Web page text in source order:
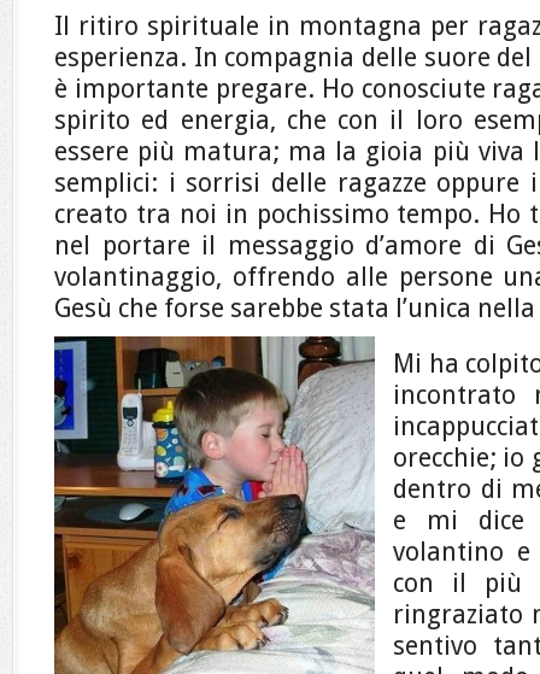
Il ritiro spirituale in montagna per
esperienza. In compagnia delle suore
è importante pregare. Ho conosciute
spirito ed energia, che con il loro
essere più matura; ma la gioia più viva
semplici: i sorrisi delle ragazze
creato tra noi in pochissimo tempo. Ho
nel portare il messaggio d’amore di
volantinaggio, offrendo alle persone
Gesù che forse sarebbe stata l’unica
Mi ha
incontrato
orecchie; io
dentro di
e mi dice
volantino
con il più
ringraziato
sentivo